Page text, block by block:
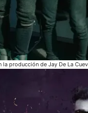
la producción de Jay De La